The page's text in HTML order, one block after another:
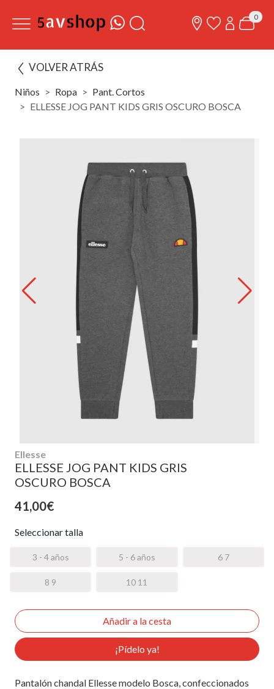
0
VOLVER ATRÁS
Niños Ropa
Pant. Cortos
ELLESSE JOG PANT KIDS GRIS OSCURO BOSCA
Ellesse
ELLESSE JOG PANT KIDS GRIS
OSCURO BOSCA
41,00€
Seleccionar talla
3 - 4 años 5 - 6 años 6 7
8 9 10 11
¡Pídelo ya!
Pantalón chandal Ellesse modelo Bosca, confeccionados